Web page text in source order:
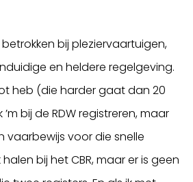
betrokken bij pleziervaartuigen,
en heldere regelgeving.
heb (die harder gaat dan 20
bij de RDW registreren, maar
vaarbewijs voor die snelle
bij het CBR, maar er is geen